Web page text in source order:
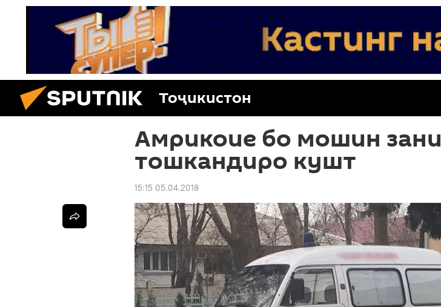
Тоҷикистон
Амрикоие бо мошин зани
тошкандиро кушт
15:15 05.04.2018